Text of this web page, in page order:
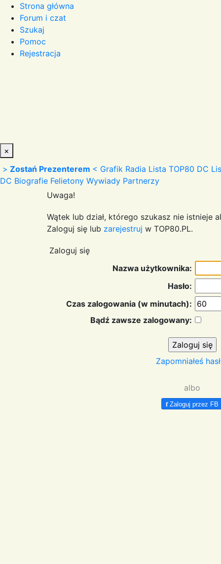
Strona główna
Forum i czat
Szukaj
Pomoc
Rejestracja
×
> Zostań Prezenterem < Grafik Radia Lista TOP80 DC
DC Biografie Felietony Wywiady Partnerzy
Uwaga!
Wątek lub dział, którego szukasz nie istnieje
Zaloguj się lub zarejestruj w TOP80.PL.
Zaloguj się
Nazwa użytkownika:
Hasło:
Czas zalogowania (w minutach):
Bądź zawsze zalogowany:
Zapomniałeś
albo
fZaloguj przez FB